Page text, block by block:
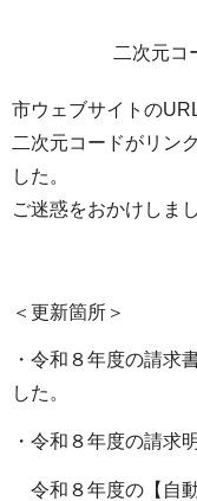
二次元コ
市ウェブサイトの
二次元コードがリン
した。
ご迷惑をおかけしま
＜更新箇所＞
・令和８年度の請求
した。
・令和８年度の請求
令和８年度の【自